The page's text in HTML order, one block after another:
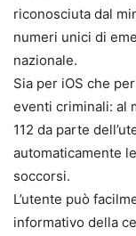
riconosciuta dal
numeri unici di
nazionale.
Sia per iOS che
eventi criminali: al
112 da parte
automaticamente
soccorsi.
L’utente può
informativo della